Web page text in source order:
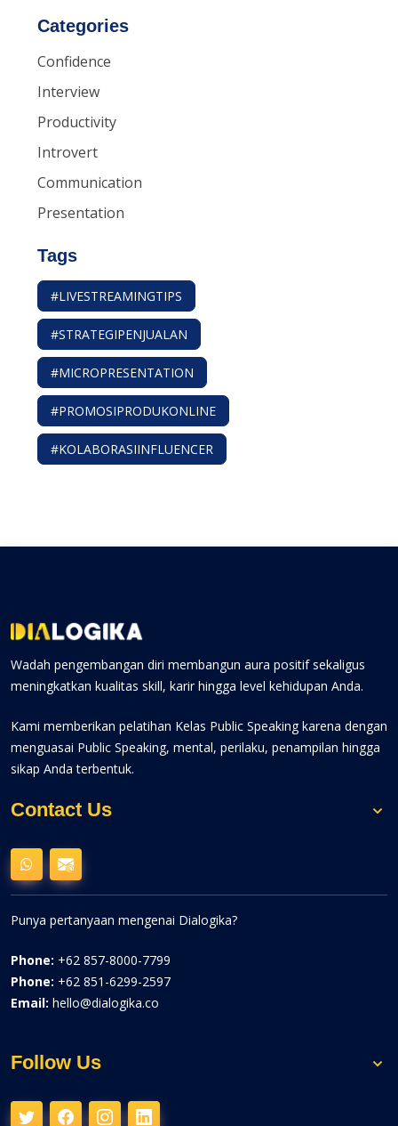
Categories
Confidence
Interview
Productivity
Introvert
Communication
Presentation
Tags
#LIVESTREAMINGTIPS
#STRATEGIPENJUALAN
#MICROPRESENTATION
#PROMOSIPRODUKONLINE
#KOLABORASIINFLUENCER
Wadah pengembangan diri membangun aura positif sekaligus
meningkatkan kualitas skill, karir hingga level kehidupan Anda.
Kami memberikan pelatihan Kelas Public Speaking karena dengan
menguasai Public Speaking, mental, perilaku, penampilan hingga
sikap Anda terbentuk.
Contact Us
Punya pertanyaan mengenai Dialogika?
Phone: +62 857-8000-7799
Phone: +62 851-6299-2597
Email: hello@dialogika.co
Follow Us